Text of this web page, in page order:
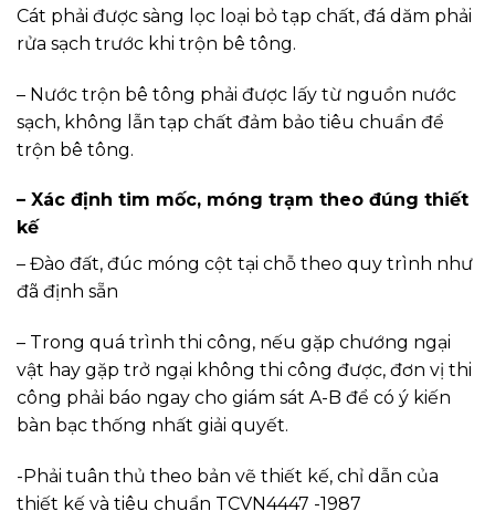
Cát phải được sàng lọc loại bỏ tạp chất, đá dăm phải
rửa sạch trước khi trộn bê tông.
– Nước trộn bê tông phải được lấy từ nguồn nước
sạch, không lẫn tạp chất đảm bảo tiêu chuẩn để
trộn bê tông.
– Xác định tim mốc, móng trạm theo đúng thiết
kế
– Đào đất, đúc móng cột tại chỗ theo quy trình như
đã định sẵn
– Trong quá trình thi công, nếu gặp chướng ngại
vật hay gặp trở ngại không thi công được, đơn vị thi
công phải báo ngay cho giám sát A-B để có ý kiến
bàn bạc thống nhất giải quyết.
-Phải tuân thủ theo bản vẽ thiết kế, chỉ dẫn của
thiết kế và tiêu chuẩn TCVN4447 -1987